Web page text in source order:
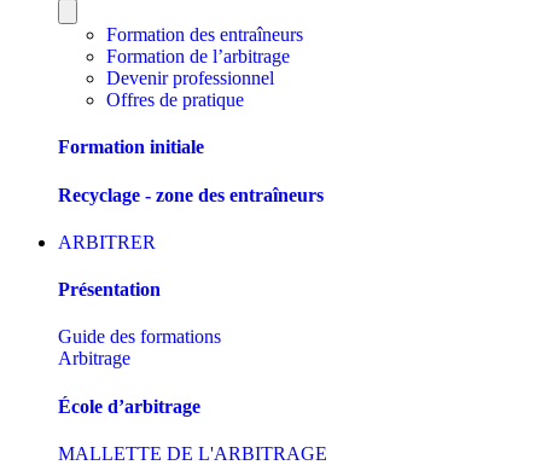
Formation des entraîneurs
Formation de l’arbitrage
Devenir professionnel
Offres de pratique
Formation initiale
Recyclage - zone des entraîneurs
ARBITRER
Présentation
Guide des formations
Arbitrage
École d’arbitrage
MALLETTE DE L'ARBITRAGE